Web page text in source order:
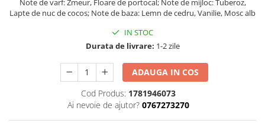
Note de varf: Zmeur, Floare de portocal; Note de mijloc: Tuberoz,
Lapte de nuc de cocos; Note de baza: Lemn de cedru, Vanilie, Mosc alb
IN STOC
Durata de livrare: 1-2 zile
ADAUGA IN COS
Cod Produs: 1781946073
Ai nevoie de ajutor? 0767273270